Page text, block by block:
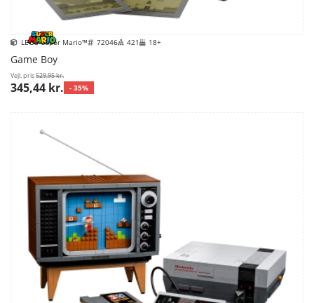
LEGO Super Mario™ 72046 421 18+
Game Boy
Vejl. pris529,95 kr.
345,44 kr. - 35%